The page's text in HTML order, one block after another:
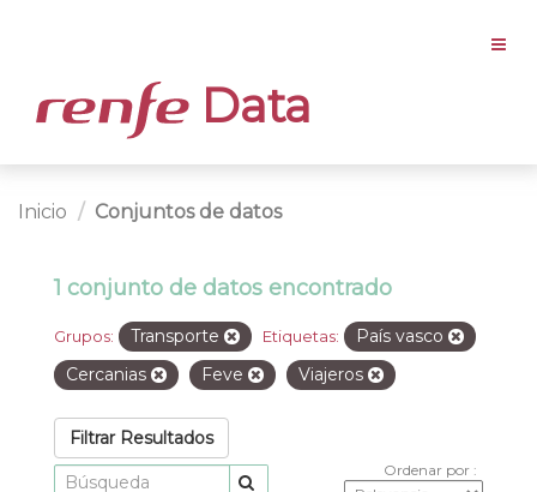
Data
Inicio Conjuntos de datos
1 conjunto de datos encontrado
Grupos: Transporte Etiquetas:
País vasco
Cercanias
Feve Viajeros
Filtrar Resultados
Ordenar por